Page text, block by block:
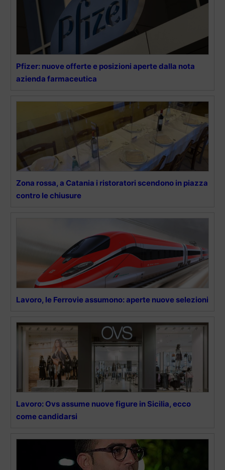
Pfizer: nuove offerte e posizioni aperte dalla nota
azienda farmaceutica
Zona rossa, a Catania i ristoratori scendono in piazza
contro le chiusure
Lavoro, le Ferrovie assumono: aperte nuove selezioni
Lavoro: Ovs assume nuove figure in Sicilia, ecco
come candidarsi